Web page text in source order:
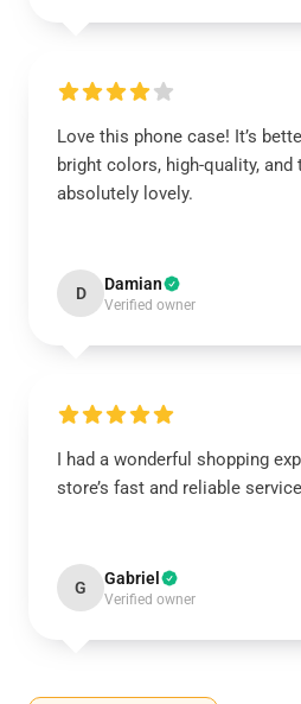
Love this phone case! It’s
bright colors, high-quality, and
absolutely lovely.
D Damian
Verified owner
I had a wonderful shopping
store’s fast and reliable
G Gabriel
Verified owner